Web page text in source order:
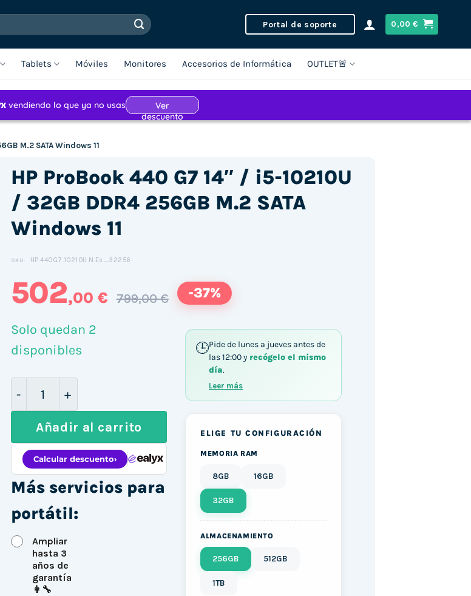
Portal de soporte 0,00€
Tablets Móviles Monitores Accesorios de Informática OUTLET🚨
M.2 SATA Windows 11
HP ProBook 440 G7 14″ / i5-10210U
/ 32GB DDR4 256GB M.2 SATA
Windows 11
SKU: HP.440G7.10210U.N.Es_32256
502,00 € 799,00 € -37%
Solo quedan 2
disponibles
HP ProBook 440 G7 14" / i5-10210U / 32GB DDR4 256GB M.2 SATA Windows 11
Añadir al carrito
Más servicios para
portátil:
Ampliar
hasta 3
años de
garantía
👩‍🔧
Pide de lunes a jueves antes de
las 12:00 y recógelo el mismo
día.
Leer más
ELIGE TU CONFIGURACIÓN
MEMORIA RAM
8GB 16GB
32GB
ALMACENAMIENTO
256GB 512GB
1TB